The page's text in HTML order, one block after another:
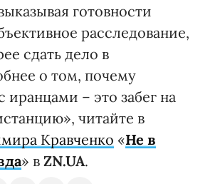
готовности
расследование,
сдать дело в
о том, почему
иранцами – это забег на
читайте в
Кравченко «Не в
» в ZN.UA.